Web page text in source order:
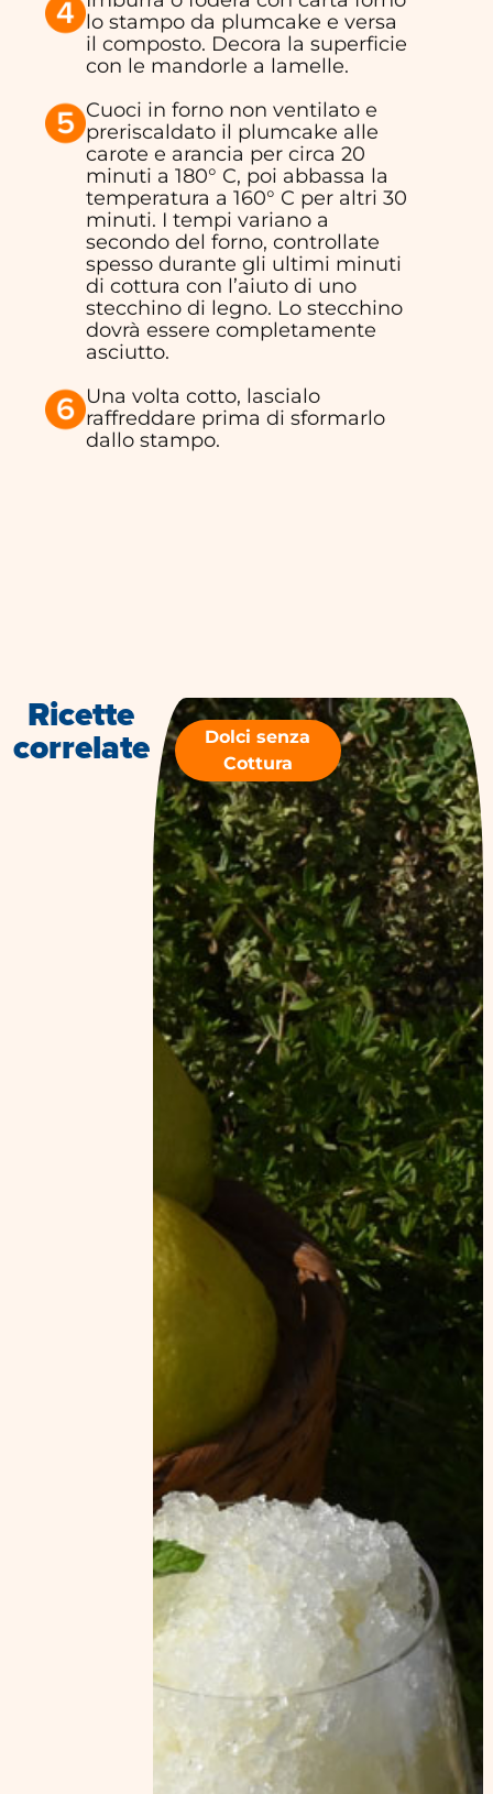
lo stampo da plumcake e versa
il composto. Decora la superficie
con le mandorle a lamelle.
Cuoci in forno non ventilato e
preriscaldato il plumcake alle
carote e arancia per circa 20
minuti a 180° C, poi abbassa la
temperatura a 160° C per altri 30
minuti. I tempi variano a
secondo del forno, controllate
spesso durante gli ultimi minuti
di cottura con l’aiuto di uno
stecchino di legno. Lo stecchino
dovrà essere completamente
asciutto.
Una volta cotto, lascialo
raffreddare prima di sformarlo
dallo stampo.
Ricette
correlate
Dolci senza
Cottura